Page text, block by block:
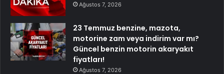
Ağustos 7, 2026
23 Temmuz benzine, mazota,
motorine zam veya indirim var mı?
Güncel benzin motorin akaryakıt
fiyatları!
Ağustos 7, 2026